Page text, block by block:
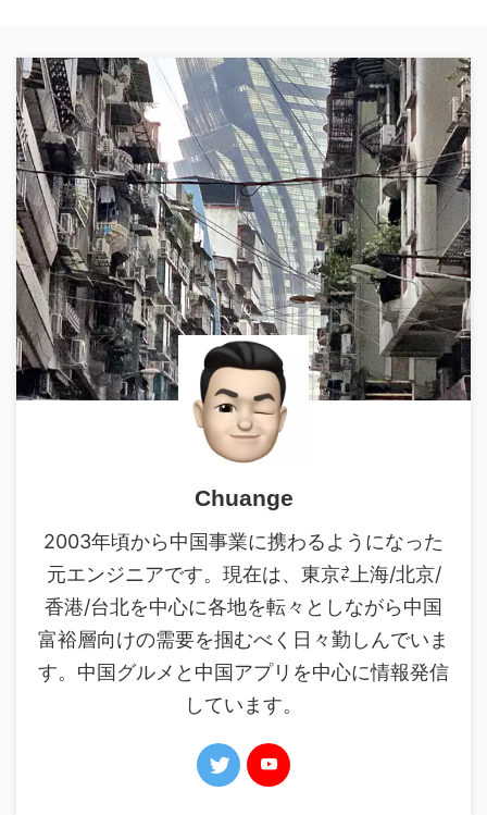
Chuange
2003年頃から中国事業に携わるようになった
元エンジニアです。現在は、東京⇄上海/北京/
香港/台北を中心に各地を転々としながら中国
富裕層向けの需要を掴むべく日々勤しんでいま
す。中国グルメと中国アプリを中心に情報発信
しています。